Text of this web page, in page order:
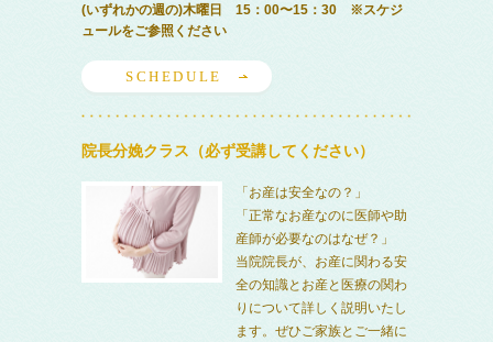
(いずれかの週の)木曜日 15：00〜15：30 ※スケジ
ュールをご参照ください
SCHEDULE
院長分娩クラス（必ず受講してください）
「お産は安全なの？」
「正常なお産なのに医師や助
産師が必要なのはなぜ？」
当院院長が、お産に関わる安
全の知識とお産と医療の関わ
りについて詳しく説明いたし
ます。ぜひご家族とご一緒に